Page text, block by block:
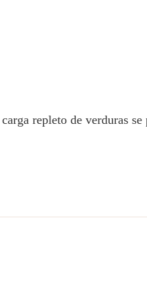
repleto de verduras